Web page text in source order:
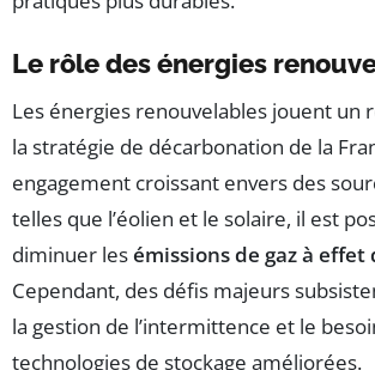
Le rôle des énergies
Les énergies renouvelables jouent un
la stratégie de décarbonation de la
engagement croissant envers des
telles que l’éolien et le solaire, il est
diminuer lesémissions de gaz à effet
Cependant, des défis majeurs
la gestion de l’intermittence et le
technologies de stockage améliorées.